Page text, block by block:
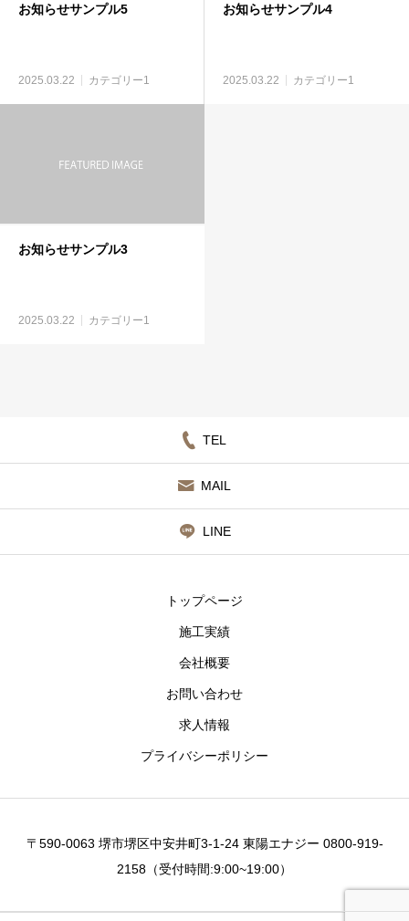
お知らせサンプル5
2025.03.22 カテゴリー1
お知らせサンプル4
2025.03.22 カテゴリー1
お知らせサンプル3
2025.03.22 カテゴリー1
TEL
MAIL
LINE
トップページ
施工実績
会社概要
お問い合わせ
求人情報
プライバシーポリシー
〒590-0063 堺市堺区中安井町3-1-24 東陽エナジー 0800-919-
2158（受付時間:9:00~19:00）